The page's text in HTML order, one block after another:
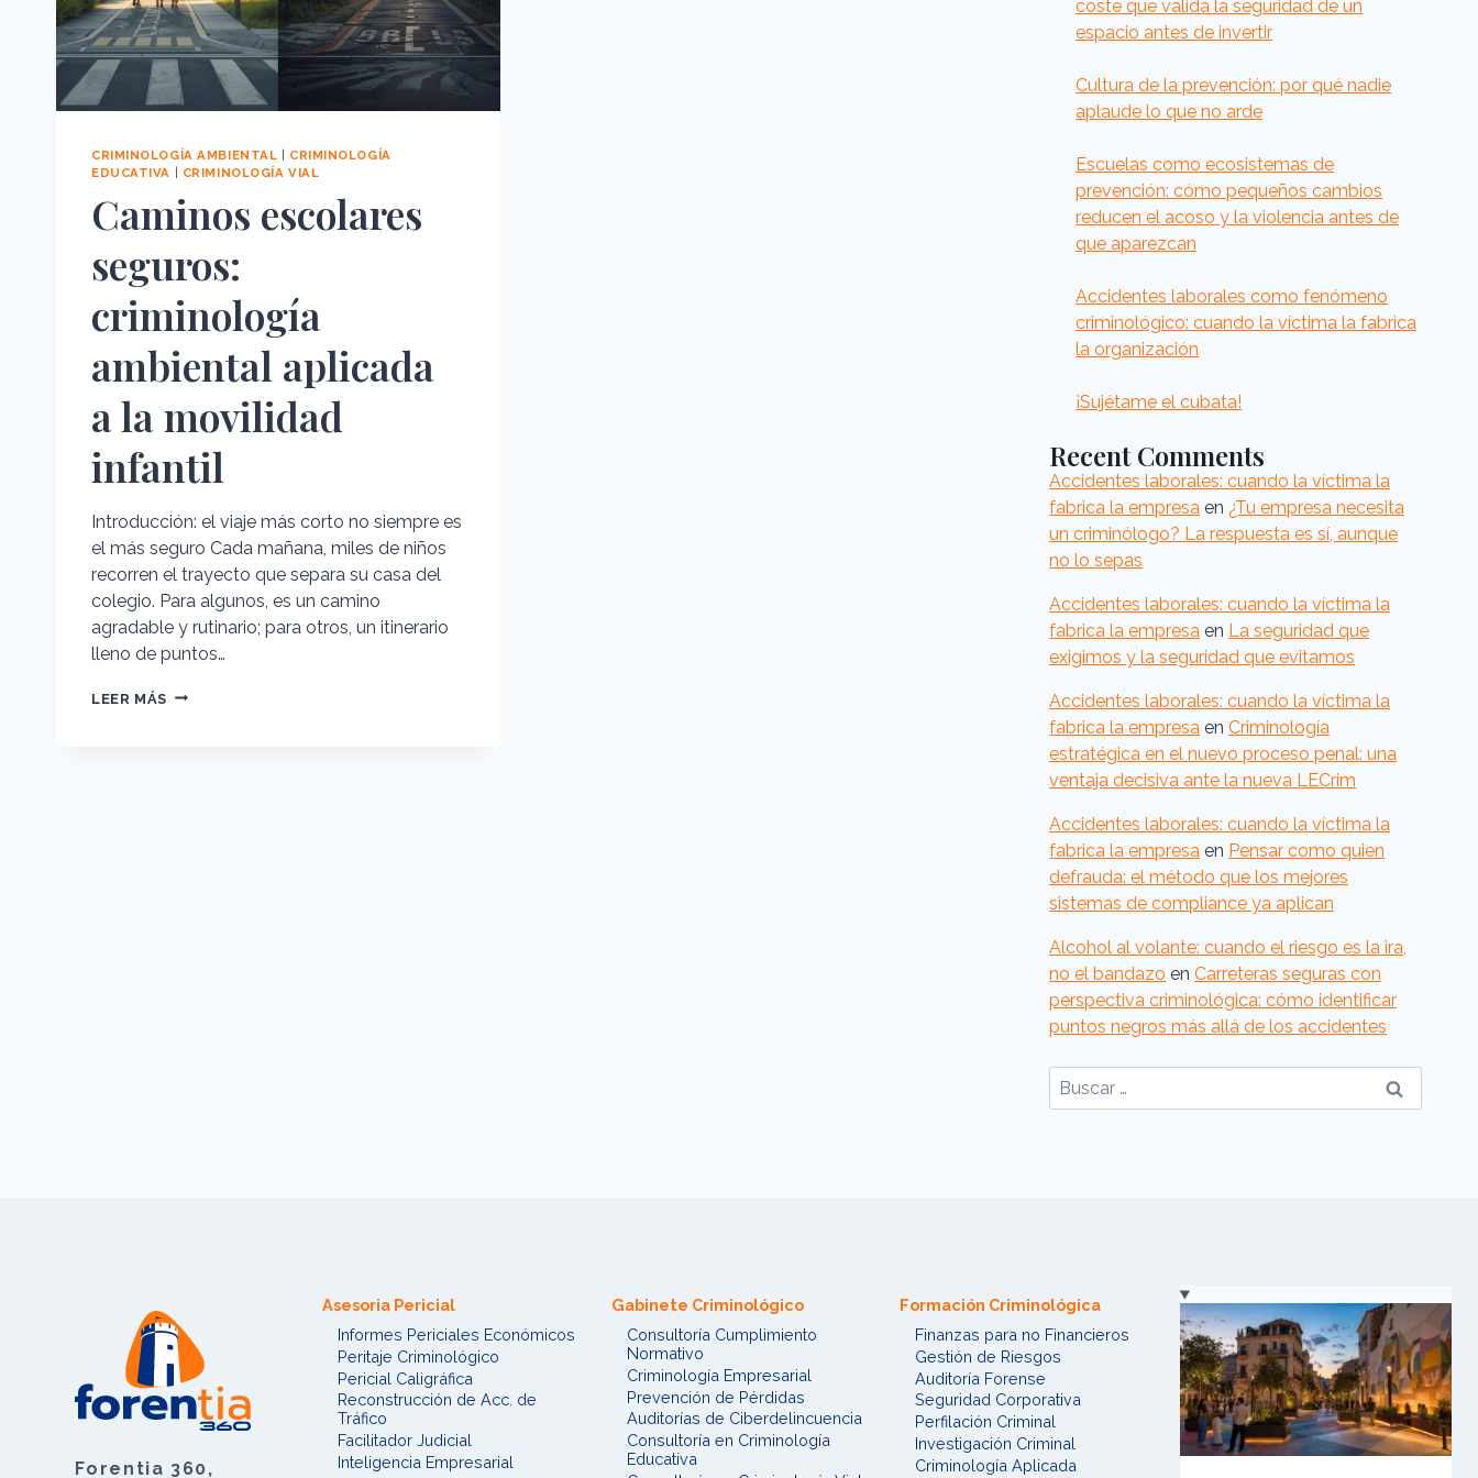
CRIMINOLOGÍA AMBIENTAL
CRIMINOLOGÍA
EDUCATIVA
CRIMINOLOGÍA VIAL
Caminos escolares
seguros:
criminología
ambiental aplicada
a la movilidad
infantil
Introducción: el viaje más corto no siempre es
el más seguro Cada mañana, miles de niños
recorren el trayecto que separa su casa del
colegio. Para algunos, es un camino
agradable y rutinario; para otros, un itinerario
lleno de puntos…
LEER MÁS CAMINOS
coste que valida la seguridad de un
espacio antes de invertir
Cultura de la prevención: por qué nadie
aplaude lo que no arde
Escuelas como ecosistemas de
prevención: cómo pequeños cambios
reducen el acoso y la violencia antes de
que aparezcan
Accidentes laborales como fenómeno
criminológico: cuando la víctima la fabrica
la organización
¡Sujétame el cubata!
Recent Comments
Accidentes laborales: cuando la víctima la
fabrica la empresa en ¿Tu empresa necesita
un criminólogo? La respuesta es sí, aunque
no lo sepas
Accidentes laborales: cuando la víctima la
fabrica la empresa en La seguridad que
exigimos y la seguridad que evitamos
Accidentes laborales: cuando la víctima la
fabrica la empresa enCriminología
estratégica en el nuevo proceso penal: una
ventaja decisiva ante la nueva LECrim
Accidentes laborales: cuando la víctima la
fabrica la empresa en Pensar como quien
defrauda: el método que los mejores
sistemas de compliance ya aplican
Alcohol al volante: cuando el riesgo es la ira,
no el bandazo enCarreteras seguras con
perspectiva criminológica: cómo identificar
puntos negros más allá de los accidentes
Buscar:
Forentia 360,
Asesoria Pericial
Informes Periciales Económicos
Peritaje Criminológico
Pericial Caligráfica
Reconstrucción de Acc. de
Tráfico
Facilitador Judicial
Inteligencia Empresarial
Gabinete Criminológico
Consultoría Cumplimiento
Normativo
Criminología Empresarial
Prevención de Pérdidas
Auditorías de Ciberdelincuencia
Consultoría en Criminología
Educativa
Formación Criminológica
Finanzas para no Financieros
Gestión de Riesgos
Auditoría Forense
Seguridad Corporativa​
Perfilación Criminal
Investigación Criminal
Criminología Aplicada